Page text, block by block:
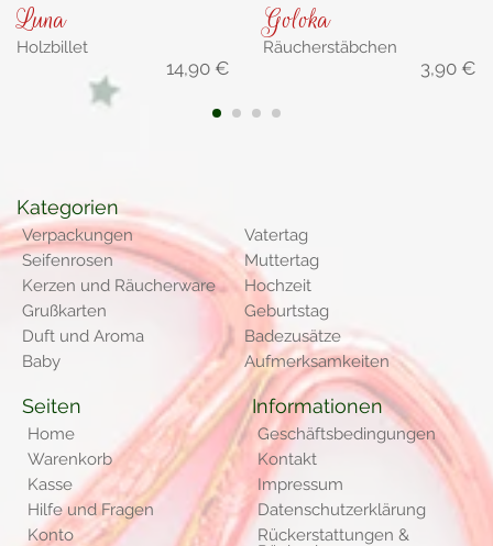
Luna
Holzbillet
14,90 €
Goloka
Räucherstäbchen
3,90 €
4
Kategorien
Verpackungen
Vatertag
Seifenrosen
Muttertag
Kerzen und Räucherware
Hochzeit
Grußkarten
Geburtstag
Duft und Aroma
Badezusätze
Baby
Aufmerksamkeiten
Seiten
Home
Warenkorb
Kasse
Hilfe und Fragen
Konto
Informationen
Geschäftsbedingungen
Kontakt
Impressum
Datenschutzerklärung
Rückerstattungen &